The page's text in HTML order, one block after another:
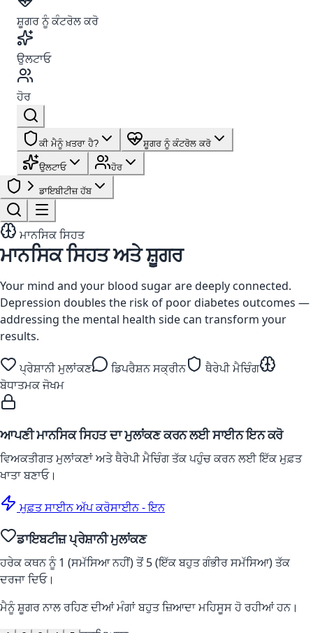
ਸ਼ੂਗਰ ਨੂੰ ਕੰਟਰੋਲ ਕਰੋ
ਉਲਟਾਓ
ਹੋਰ
ਕੀ ਮੈਨੂੰ ਖ਼ਤਰਾ ਹੈ? ਸ਼ੂਗਰ ਨੂੰ ਕੰਟਰੋਲ ਕਰੋ
ਉਲਟਾਓ ਹੋਰ
ਡਾਇਬੀਟੀਜ਼ ਹੱਬ
ਮਾਨਸਿਕ ਸਿਹਤ
ਮਾਨਸਿਕ ਸਿਹਤ ਅਤੇ ਸ਼ੂਗਰ
Your mind and your blood sugar are deeply connected.
Depression doubles the risk of poor diabetes outcomes —
addressing the mental health side can transform your
results.
ਪ੍ਰੇਸ਼ਾਨੀ ਮੁਲਾਂਕਣ ਡਿਪਰੈਸ਼ਨ ਸਕ੍ਰੀਨ
ਥੈਰੇਪੀ ਮੈਚਿੰਗ
ਬੋਧਾਤਮਕ ਜੋਖਮ
ਆਪਣੀ ਮਾਨਸਿਕ ਸਿਹਤ ਦਾ ਮੁਲਾਂਕਣ ਕਰਨ ਲਈ ਸਾਈਨ ਇਨ ਕਰੋ
ਵਿਅਕਤੀਗਤ ਮੁਲਾਂਕਣਾਂ ਅਤੇ ਥੈਰੇਪੀ ਮੈਚਿੰਗ ਤੱਕ ਪਹੁੰਚ ਕਰਨ ਲਈ ਇੱਕ ਮੁਫ਼ਤ
ਖਾਤਾ ਬਣਾਓ।
ਮੁਫ਼ਤ ਸਾਈਨ ਅੱਪ ਕਰੋਸਾਈਨ - ਇਨ
ਡਾਇਬਟੀਜ਼ ਪ੍ਰੇਸ਼ਾਨੀ ਮੁਲਾਂਕਣ
ਹਰੇਕ ਕਥਨ ਨੂੰ 1 (ਸਮੱਸਿਆ ਨਹੀਂ) ਤੋਂ 5 (ਇੱਕ ਬਹੁਤ ਗੰਭੀਰ ਸਮੱਸਿਆ) ਤੱਕ
ਦਰਜਾ ਦਿਓ।
ਮੈਨੂੰ ਸ਼ੂਗਰ ਨਾਲ ਰਹਿਣ ਦੀਆਂ ਮੰਗਾਂ ਬਹੁਤ ਜ਼ਿਆਦਾ ਮਹਿਸੂਸ ਹੋ ਰਹੀਆਂ ਹਨ।